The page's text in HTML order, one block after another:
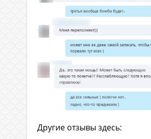
Другие отзывы здесь: